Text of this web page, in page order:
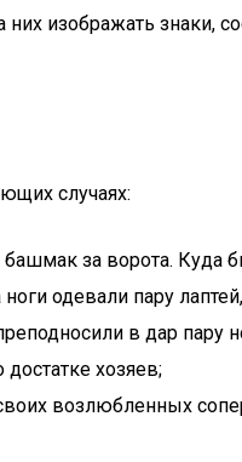
изображать знаки,
случаях:
за ворота. Куда
одевали пару
в дар
хозяев;
возлюбленных